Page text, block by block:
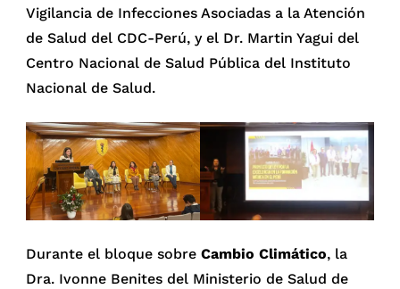
Vigilancia de Infecciones Asociadas a la Atención
de Salud del CDC-Perú, y el Dr. Martin Yagui del
Centro Nacional de Salud Pública del Instituto
Nacional de Salud.
Durante el bloque sobreCambio Climático, la
Dra. Ivonne Benites del Ministerio de Salud de